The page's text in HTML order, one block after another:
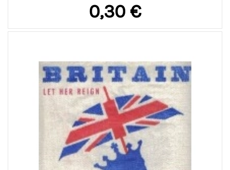
0,30 €